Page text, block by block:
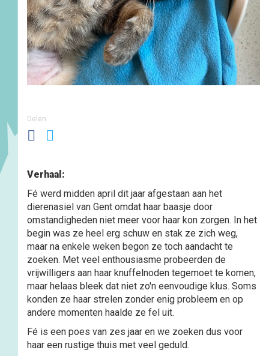
Delen
Verhaal:
Fé werd midden april dit jaar afgestaan aan het
dierenasiel van Gent omdat haar baasje door
omstandigheden niet meer voor haar kon zorgen. In het
begin was ze heel erg schuw en stak ze zich weg,
maar na enkele weken begon ze toch aandacht te
zoeken. Met veel enthousiasme probeerden de
vrijwilligers aan haar knuffelnoden tegemoet te komen,
maar helaas bleek dat niet zo'n eenvoudige klus. Soms
konden ze haar strelen zonder enig probleem en op
andere momenten haalde ze fel uit.
Fé is een poes van zes jaar en we zoeken dus voor
haar een rustige thuis met veel geduld.